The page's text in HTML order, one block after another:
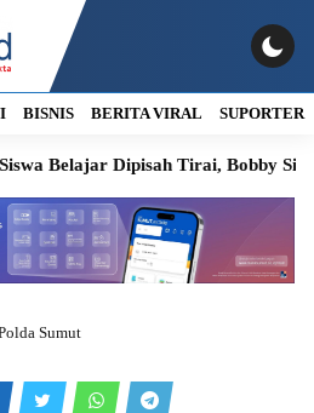
BISNIS BERITA VIRAL SUPORTER
Belajar Dipisah Tirai, Bobby
Sumut